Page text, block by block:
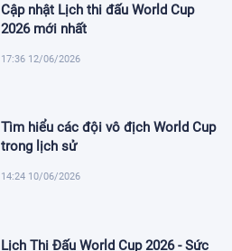
Cập nhật Lịch thi đấu World Cup
2026 mới nhất
17:36 12/06/2026
Tìm hiểu các đội vô địch World Cup
trong lịch sử
14:24 10/06/2026
Lịch Thi Đấu World Cup 2026 - Sức